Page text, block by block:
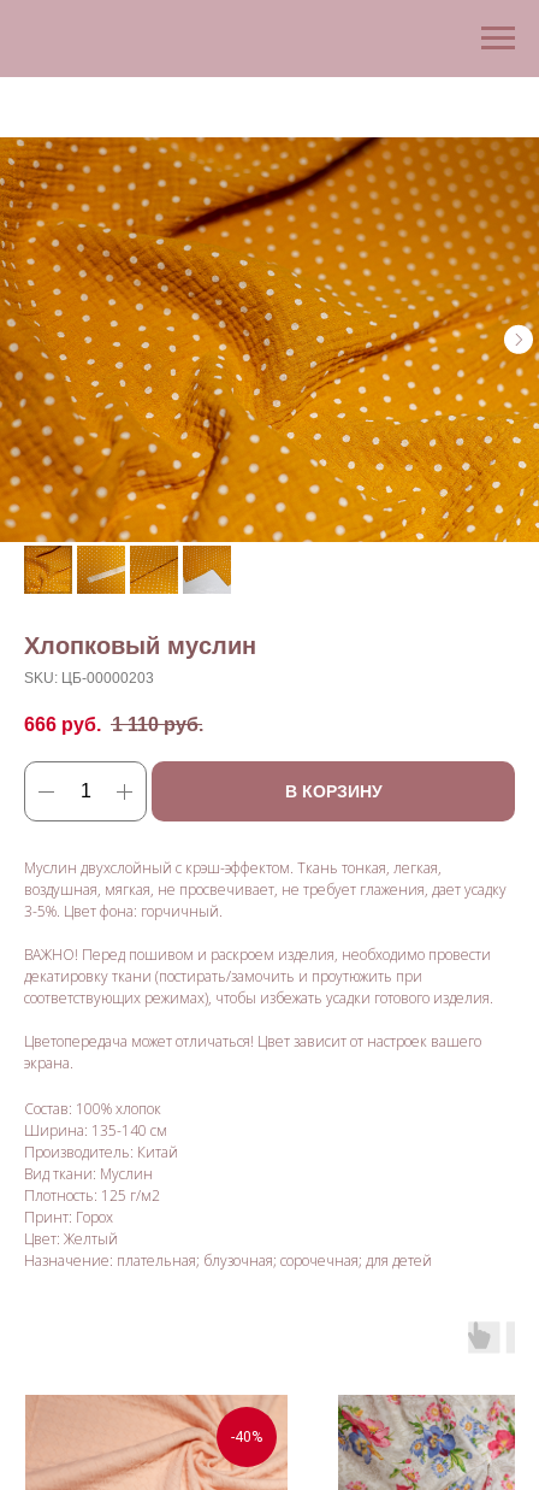
Хлопковый муслин
SKU: ЦБ-00000203
666 руб. 1 110 руб.
В КОРЗИНУ
Муслин двухслойный с крэш-эффектом. Ткань тонкая, легкая,
воздушная, мягкая, не просвечивает, не требует глажения, дает усадку
3-5%. Цвет фона: горчичный.
ВАЖНО! Перед пошивом и раскроем изделия, необходимо провести
декатировку ткани (постирать/замочить и проутюжить при
соответствующих режимах), чтобы избежать усадки готового изделия.
Цветопередача может отличаться! Цвет зависит от настроек вашего
экрана.
Состав: 100% хлопок
Ширина: 135-140 см
Производитель: Китай
Вид ткани: Муслин
Плотность: 125 г/м2
Принт: Горох
Цвет: Желтый
Назначение: плательная; блузочная; сорочечная; для детей
-40%